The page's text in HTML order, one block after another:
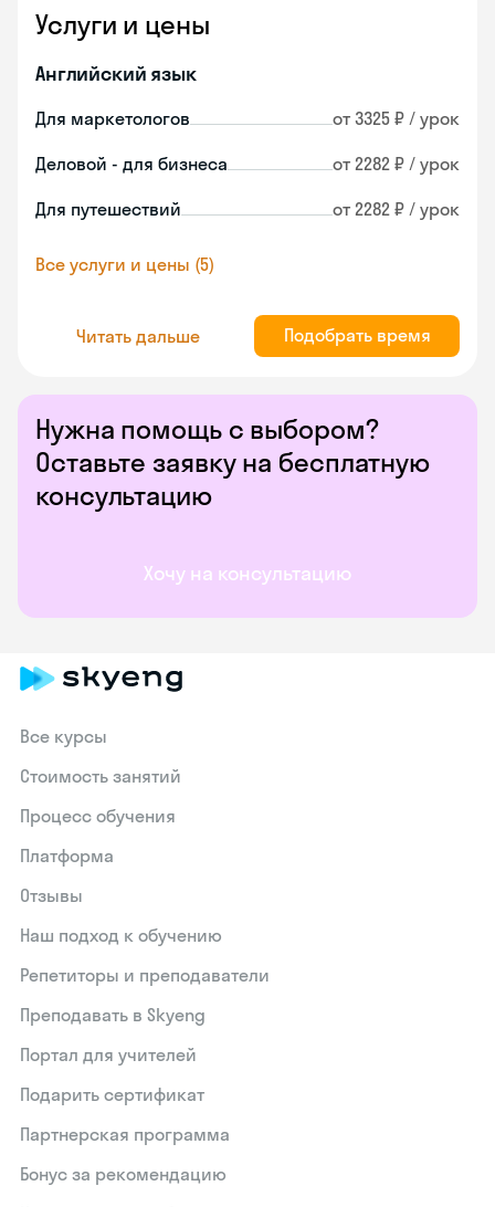
Нужна помощь с выбором?
Оставьте заявку на бесплатную
консультацию
Хочу на консультацию
Услуги и цены
Английский язык
Для маркетологов от 3325 ₽ / урок
Деловой - для бизнеса от 2282 ₽ / урок
Для путешествий от 2282 ₽ / урок
Все услуги и цены (5)
Читать дальше Подобрать время
Все курсы
Стоимость занятий
Процесс обучения
Платформа
Отзывы
Наш подход к обучению
Репетиторы и преподаватели
Преподавать в Skyeng
Портал для учителей
Подарить сертификат
Партнерская программа
Бонус за рекомендацию